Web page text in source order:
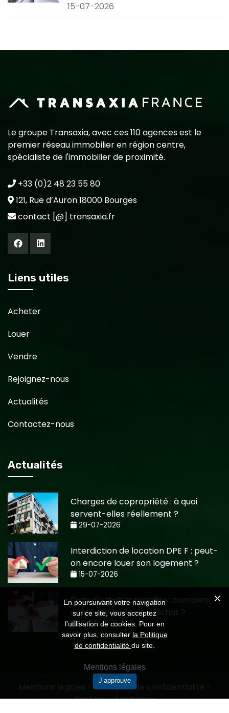
15-07-2026
Le groupe Transaxia, avec ces 110 agences est le
premier réseau immobilier en région centre,
spécialiste de l'immobilier de proximité.
+33 (0)2 48 23 55 80
121, Rue d’Auron 18000 Bourges
contact [@] transaxia.fr
Liens utiles
Acheter
Louer
Vendre
Rejoignez-nous
Actualités
Contactez-nous
Actualités
Charges de copropriété : à quoi
servent-elles réellement ?
29-07-2026
Interdiction de location DPE F : peut-
on encore louer son logement ?
15-07-2026
Frais d'achat immobilier : combien
coûte réellement un achat ?
15-07-2026
Mentions légales -Politiques de confidentialité
Barème-Médiation
En poursuivant votre navigation
sur ce site, vous acceptez
l’utilisation de cookies. Pour en
savoir plus, consulter la Politique
de confidentialité du site.
Mentions légales
J’approuve